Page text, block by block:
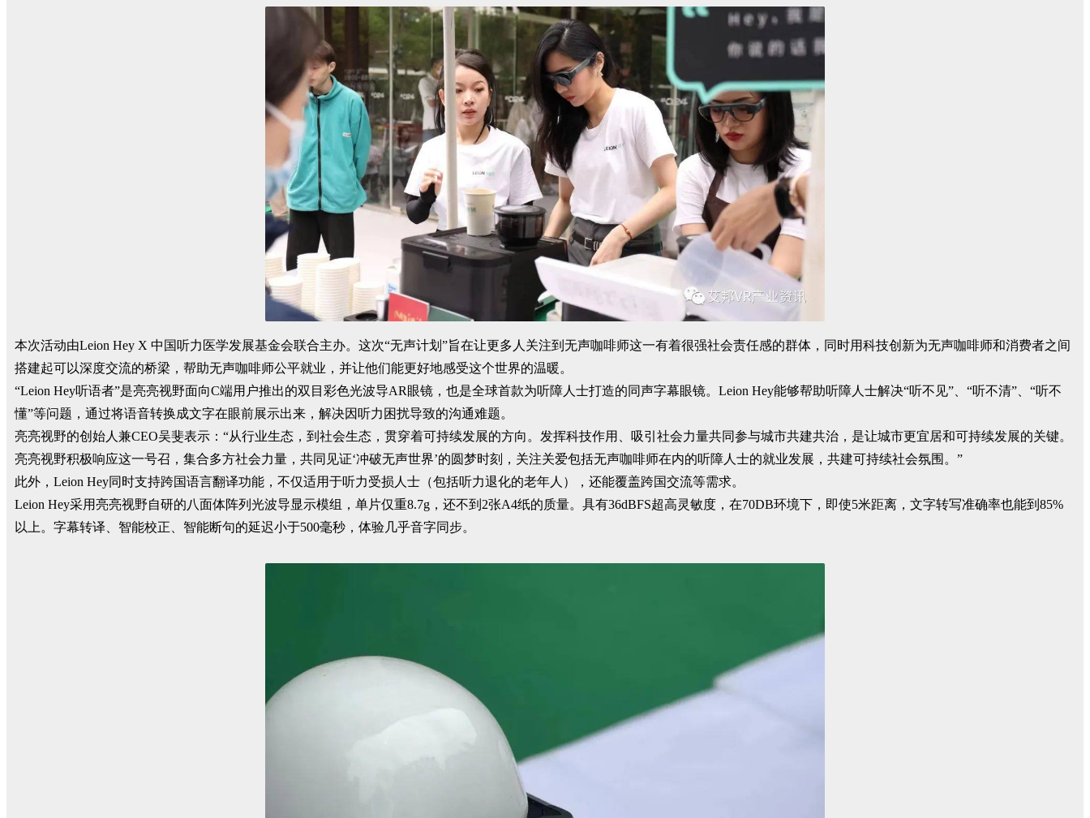
本次活动由Leion Hey X 中国听力医学发展基金会联合主办。这次“无声计划”旨在让更多人关注到无声咖啡师这一有着很强社会责任感的群体，同时用科技创新为无声咖啡师和消费者之间
搭建起可以深度交流的桥梁，帮助无声咖啡师公平就业，并让他们能更好地感受这个世界的温暖。
“Leion Hey听语者”是亮亮视野面向C端用户推出的双目彩色光波导AR眼镜，也是全球首款为听障人士打造的同声字幕眼镜。Leion Hey能够帮助听障人士解决“听不见”、“听不清”、“听不
懂”等问题，通过将语音转换成文字在眼前展示出来，解决因听力困扰导致的沟通难题。
亮亮视野的创始人兼CEO吴斐表示：“从行业生态，到社会生态，贯穿着可持续发展的方向。发挥科技作用、吸引社会力量共同参与城市共建共治，是让城市更宜居和可持续发展的关键。
亮亮视野积极响应这一号召，集合多方社会力量，共同见证‘冲破无声世界’的圆梦时刻，关注关爱包括无声咖啡师在内的听障人士的就业发展，共建可持续社会氛围。”
此外，Leion Hey同时支持跨国语言翻译功能，不仅适用于听力受损人士（包括听力退化的老年人），还能覆盖跨国交流等需求。
Leion Hey采用亮亮视野自研的八面体阵列光波导显示模组，单片仅重8.7g，还不到2张A4纸的质量。具有36dBFS超高灵敏度，在70DB环境下，即使5米距离，文字转写准确率也能到85%
以上。字幕转译、智能校正、智能断句的延迟小于500毫秒，体验几乎音字同步。